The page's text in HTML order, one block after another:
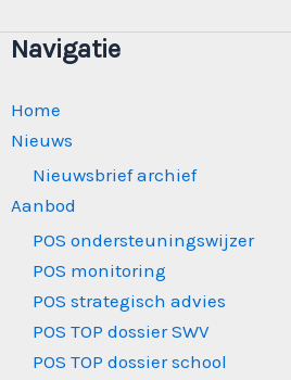
Navigatie
Home
Nieuws
Nieuwsbrief archief
Aanbod
POS ondersteuningswijzer
POS monitoring
POS strategisch advies
POS TOP dossier SWV
POS TOP dossier school